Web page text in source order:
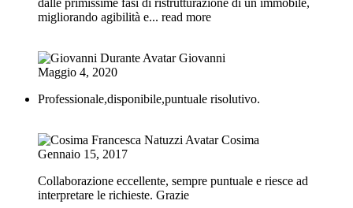
migliorando agibilità e... read more
Giovanni
Maggio 4, 2020
Professionale,disponibile,puntuale risolutivo.
Cosima
Gennaio 15, 2017
Collaborazione eccellente, sempre puntuale e riesce ad
interpretare le richieste. Grazie